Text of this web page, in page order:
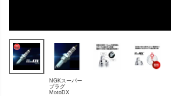
NGKスーパー
プラグ
MotoDX